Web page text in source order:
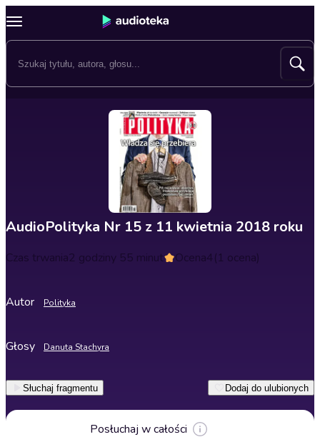
AudioPolityka Nr 15 z 11 kwietnia 2018 roku
Czas trwania2 godziny 55 minut Ocena4(1 ocena)
Autor Polityka
Głosy Danuta Stachyra
Słuchaj fragmentu Dodaj do ulubionych
Posłuchaj w całości